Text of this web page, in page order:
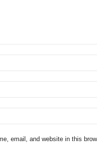
email, and website in this